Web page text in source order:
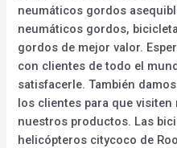
neumáticos gordos
neumáticos gordos,
gordos de mejor valor.
con clientes de todo el
satisfacerle. También
los clientes para que
nuestros productos. Las
helicópteros citycoco de